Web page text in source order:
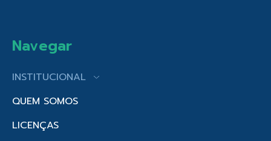
Navegar
INSTITUCIONAL
QUEM SOMOS
LICENÇAS